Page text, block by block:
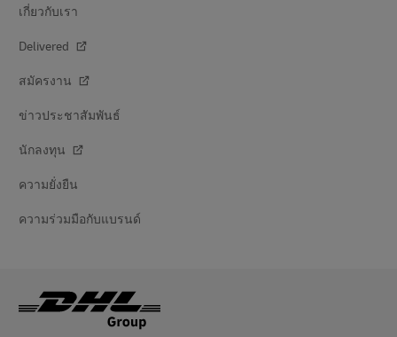
เกี่ยวกับเรา
Delivered
สมัครงาน
ข่าวประชาสัมพันธ์
นักลงทุน
ความยั่งยืน
ความร่วมมือกับแบรนด์